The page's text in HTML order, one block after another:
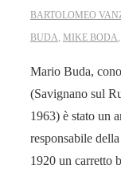
BARTOLOMEO
BUDA, MIKE BODA,
Mario Buda,
(Savignano sul
1963) è stato un
responsabile
1920 un carretto